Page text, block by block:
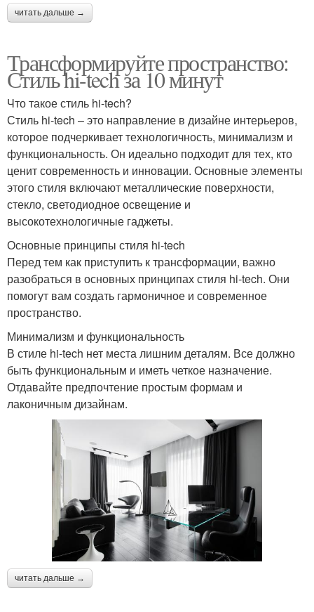
читать дальше →
Трансформируйте пространство:
Стиль hi-tech за 10 минут
Что такое стиль hi-tech?
Стиль hi-tech – это направление в дизайне интерьеров,
которое подчеркивает технологичность, минимализм и
функциональность. Он идеально подходит для тех, кто
ценит современность и инновации. Основные элементы
этого стиля включают металлические поверхности,
стекло, светодиодное освещение и
высокотехнологичные гаджеты.
Основные принципы стиля hi-tech
Перед тем как приступить к трансформации, важно
разобраться в основных принципах стиля hi-tech. Они
помогут вам создать гармоничное и современное
пространство.
Минимализм и функциональность
В стиле hi-tech нет места лишним деталям. Все должно
быть функциональным и иметь четкое назначение.
Отдавайте предпочтение простым формам и
лаконичным дизайнам.
читать дальше →